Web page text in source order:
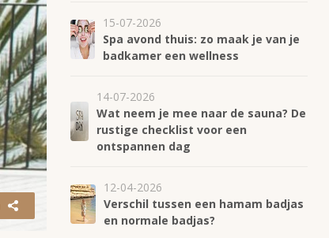
15-07-2026
Spa avond thuis: zo maak je van je
badkamer een wellness
14-07-2026
Wat neem je mee naar de sauna? De
rustige checklist voor een
ontspannen dag
12-04-2026
Verschil tussen een hamam badjas
en normale badjas?